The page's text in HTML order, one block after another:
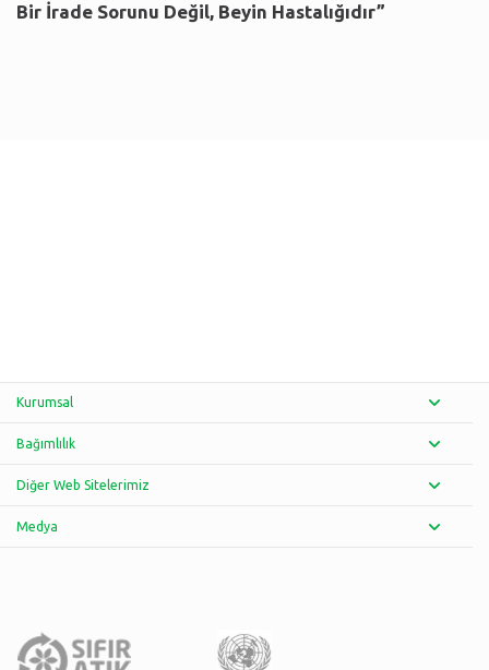
Bir İrade Sorunu Değil, Beyin Hastalığıdır”
Kurumsal
Bağımlılık
Diğer Web Sitelerimiz
Medya